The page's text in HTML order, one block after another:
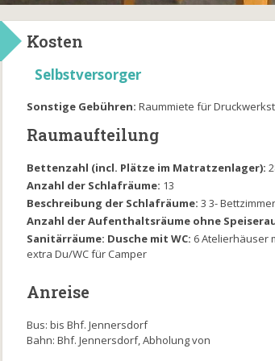
Kosten
Selbstversorger
Sonstige Gebühren:Raummiete für
Raumaufteilung
Bettenzahl (incl. Plätze im Matratzenlager):
Anzahl der Schlafräume: 13
Beschreibung der Schlafräume:3 3-
Anzahl der Aufenthaltsräume ohne
Sanitärräume: Dusche mit WC: 6 Atelierhäuser
extra Du/WC für Camper
Anreise
Bus: bis Bhf. Jennersdorf
Bahn: Bhf. Jennersdorf, Abholung von